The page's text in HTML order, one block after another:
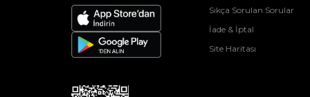
Sıkça Sorulan Sorular
İade & İptal
Site Haritası